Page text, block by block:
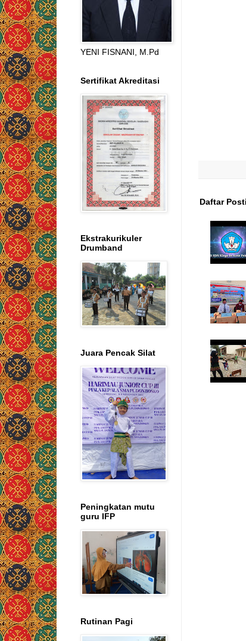
Daftar
YENI FISNANI, M.Pd
Sertifikat Akreditasi
Ekstrakurikuler
Drumband
Juara Pencak Silat
Peningkatan mutu
guru IFP
Rutinan Pagi